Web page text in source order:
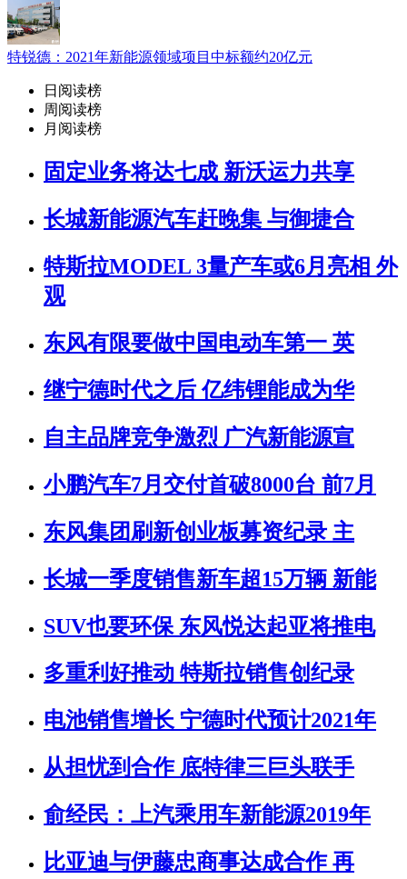
特锐德：2021年新能源领域项目中标额约20亿元
日阅读榜
周阅读榜
月阅读榜
固定业务将达七成 新沃运力共享
长城新能源汽车赶晚集 与御捷合
特斯拉MODEL 3量产车或6月亮相 外
观
东风有限要做中国电动车第一 英
继宁德时代之后 亿纬锂能成为华
自主品牌竞争激烈 广汽新能源宣
小鹏汽车7月交付首破8000台 前7月
东风集团刷新创业板募资纪录 主
长城一季度销售新车超15万辆 新能
SUV也要环保 东风悦达起亚将推电
多重利好推动 特斯拉销售创纪录
电池销售增长 宁德时代预计2021年
从担忧到合作 底特律三巨头联手
俞经民：上汽乘用车新能源2019年
比亚迪与伊藤忠商事达成合作 再